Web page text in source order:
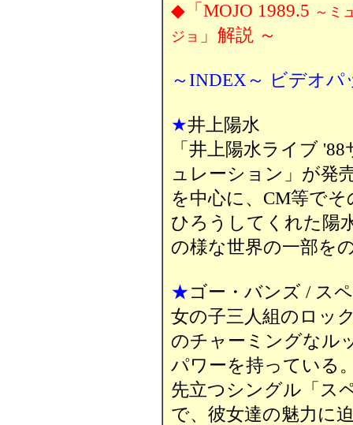
◆「MOJO 1989.5 ～ミ
ジョ 」解説 ～
～INDEX～ ビデオ
★井上陽水
「井上陽水ライブ
ュレーション」が発
を中心に、CM等で
ひろうしてくれた陽
の様な世界の一部を
★ゴー・バンズ / ス
女の子三人組のロッ
のチャーミングなル
パワーを持っている
先立つシングル「ス
で、彼女達の魅力に